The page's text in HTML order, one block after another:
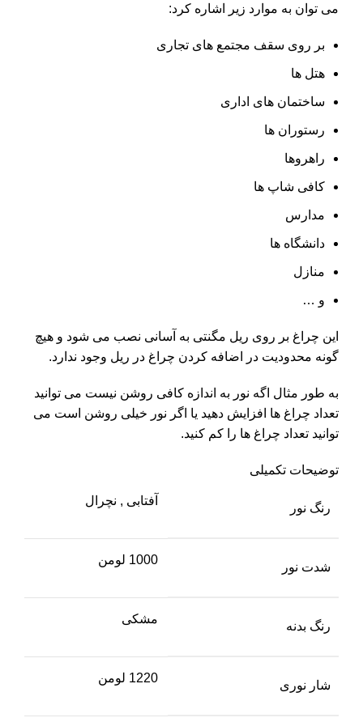
می توان به موارد زیر اشاره کرد:
بر روی سقف مجتمع های تجاری
هتل ها
ساختمان های اداری
رستوران ها
راهروها
کافی شاپ ها
مدارس
دانشگاه ها
منازل
و …
این چراغ بر روی ریل مگنتی به آسانی نصب می شود و هیچ
گونه محدودیت در اضافه کردن چراغ در ریل وجود ندارد.
به طور مثال اگه نور به اندازه کافی روشن نیست می توانید
تعداد چراغ ها افزایش دهید یا اگر نور خیلی روشن است می
توانید تعداد چراغ ها را کم کنید.
توضیحات تکمیلی
رنگ نور
آفتابی , نچرال
شدت نور
1000 لومن
رنگ بدنه
مشکی
شار نوری
1220 لومن